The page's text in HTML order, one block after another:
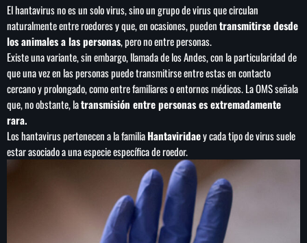
SEARCH
NOTAS
Cofepris niega vínculo de lechugas con
ciclosporiasis en EE.UU.
Estados Unidos sanciona a cinco entidades y ocho
funcionarios del aparato militar cubano
México arrasa en los Juegos
Centroamericanos y del Caribe con 407
medallas, 167 de oro
El hantavirus no es un solo virus, sino un grupo de virus que circulan
naturalmente entre roedores y que, en ocasiones, puedentransmitirse desde
los animales a las personas, pero no entre personas.
Existe una variante, sin embargo, llamada de los Andes, con la particularidad de
que una vez en las personas puede transmitirse entre estas en contacto
cercano y prolongado, como entre familiares o entornos médicos. La OMS señala
que, no obstante, latransmisión entre personas es extremadamente
rara.
Los hantavirus pertenecen a la familiaHantaviridaey cada tipo de virus suele
estar asociado a una especie específica de roedor.